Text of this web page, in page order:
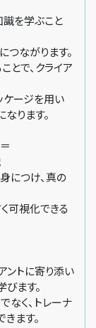
を学ぶこと
つながります。
で、クライア
ケージを用い
ります。
につけ、真の
可視化できる
ントに寄り添い
ます。
なく、トレーナ
ます。